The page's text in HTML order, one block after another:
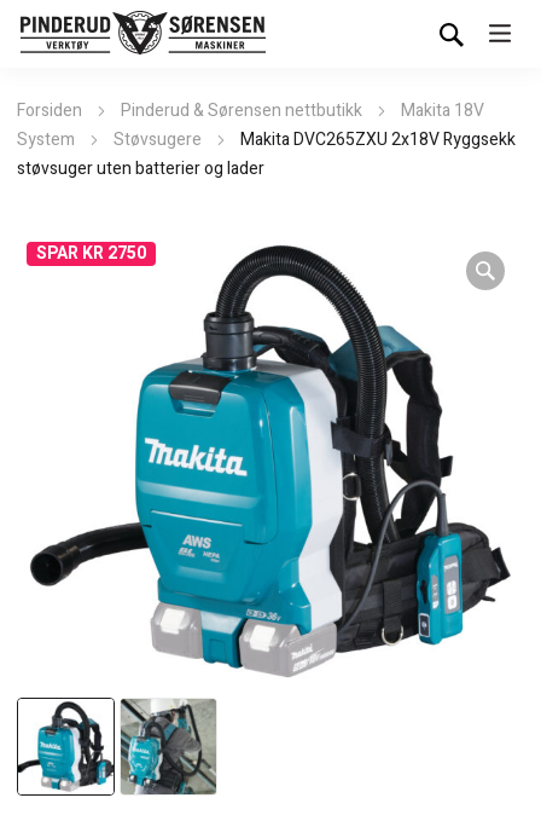
Forsiden Pinderud & Sørensen nettbutikk
Makita 18V
System
Støvsugere
Makita DVC265ZXU 2x18V Ryggsekk
støvsuger uten batterier og lader
SPAR KR 2750